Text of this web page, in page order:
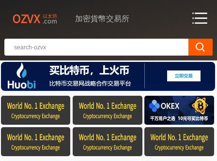
加密貨幣交易所